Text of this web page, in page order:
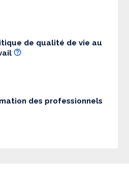
de qualité de vie au
des professionnels